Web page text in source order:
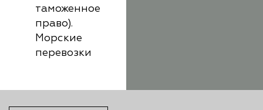
таможенное
право).
Морские
перевозки